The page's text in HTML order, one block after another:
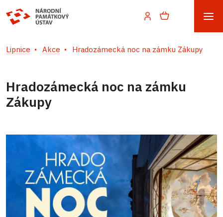
Lipnice Akce Hradozámecká noc na zámku Zákupy
Hradozámecká noc na zámku
Zákupy